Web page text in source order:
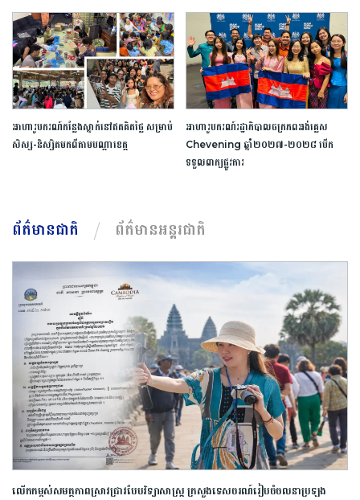
អាហារូបករណ៍​កន្លែង​ស្នាក់​នៅ​ឥត​គិត​ថ្លៃ​ ​សម្រាប់​
សិស្ស​-​និស្សិត​មកពី​តាម​បណ្តា​ខេត្ត​
អាហារូបករណ៍​រដ្ឋាភិបាល​ចក្រភព​អង់គ្លេស​ ​
Chevening​ ​ឆ្នាំ​២០២៧​-​២០២៨​ ​បើក​
ទទួល​ពាក្យ​ផ្លូវការ​
ព័ត៌មានជាតិ ព័ត៌មានអន្តរជាតិ
លើកកម្ពស់​សមត្ថភាព​ស្រាវជ្រាវ​បែប​វិទ្យាសាស្ត្រ​ ក្រសួង​ទេសចរណ៍​រៀបចំ​ចលនា​ប្រឡង​